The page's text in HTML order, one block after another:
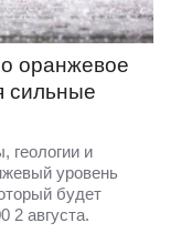
оранжевое
сильные
геологии и
уровень
будет
2 августа.